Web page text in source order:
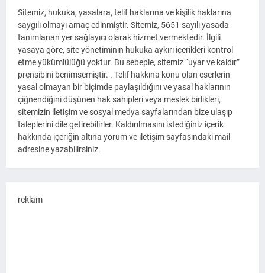
Sitemiz, hukuka, yasalara, telif haklarına ve kişilik haklarına
saygılı olmayı amaç edinmiştir. Sitemiz, 5651 sayılı yasada
tanımlanan yer sağlayıcı olarak hizmet vermektedir. İlgili
yasaya göre, site yönetiminin hukuka aykırı içerikleri kontrol
etme yükümlülüğü yoktur. Bu sebeple, sitemiz “uyar ve kaldır”
prensibini benimsemiştir. . Telif hakkına konu olan eserlerin
yasal olmayan bir biçimde paylaşıldığını ve yasal haklarının
çiğnendiğini düşünen hak sahipleri veya meslek birlikleri,
sitemizin iletişim ve sosyal medya sayfalarından bize ulaşıp
taleplerini dile getirebilirler. Kaldırılmasını istediğiniz içerik
hakkında içeriğin altına yorum ve iletişim sayfasındaki mail
adresine yazabilirsiniz.
reklam